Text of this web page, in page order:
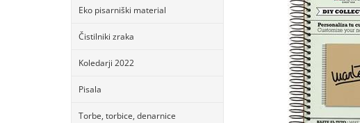
Eko pisarniški material
Čistilniki zraka
Koledarji 2022
Pisala
Torbe, torbice, denarnice